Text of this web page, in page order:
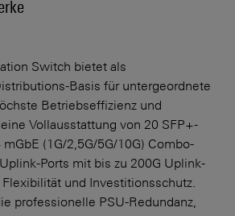
Switch bietet als
Basis für untergeordnete
Betriebs­effizienz und
Vollausstattung von 20 SFP+-
mGbE (1G/2,5G/5G/10G) Combo-
Ports mit bis zu 200G Uplink-
Flexibilität und Investi­tionsschutz.
professionelle PSU-Redundanz,